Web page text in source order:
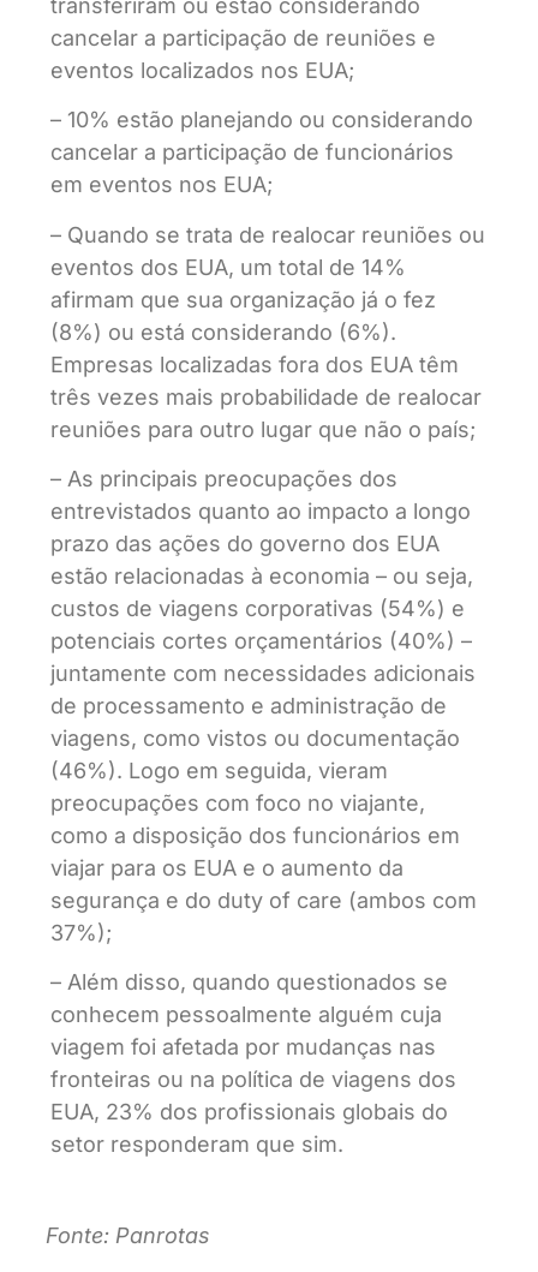
transferiram ou estão considerando
cancelar a participação de reuniões e
eventos localizados nos EUA;
– 10% estão planejando ou considerando
cancelar a participação de funcionários
em eventos nos EUA;
– Quando se trata de realocar reuniões ou
eventos dos EUA, um total de 14%
afirmam que sua organização já o fez
(8%) ou está considerando (6%).
Empresas localizadas fora dos EUA têm
três vezes mais probabilidade de realocar
reuniões para outro lugar que não o país;
– As principais preocupações dos
entrevistados quanto ao impacto a longo
prazo das ações do governo dos EUA
estão relacionadas à economia – ou seja,
custos de viagens corporativas (54%) e
potenciais cortes orçamentários (40%) –
juntamente com necessidades adicionais
de processamento e administração de
viagens, como vistos ou documentação
(46%). Logo em seguida, vieram
preocupações com foco no viajante,
como a disposição dos funcionários em
viajar para os EUA e o aumento da
segurança e do duty of care (ambos com
37%);
– Além disso, quando questionados se
conhecem pessoalmente alguém cuja
viagem foi afetada por mudanças nas
fronteiras ou na política de viagens dos
EUA, 23% dos profissionais globais do
setor responderam que sim.
Fonte: Panrotas